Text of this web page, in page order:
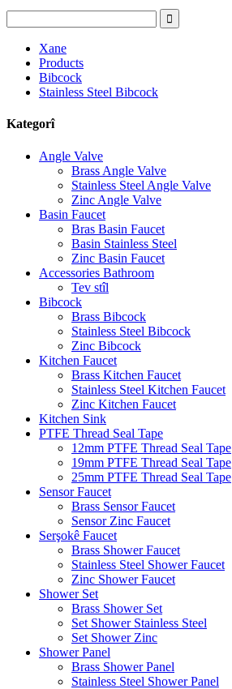
Xane
Products
Bibcock
Stainless Steel Bibcock
Kategorî
Angle Valve
Brass Angle Valve
Stainless Steel Angle Valve
Zinc Angle Valve
Basin Faucet
Bras Basin Faucet
Basin Stainless Steel
Zinc Basin Faucet
Accessories Bathroom
Tev stîl
Bibcock
Brass Bibcock
Stainless Steel Bibcock
Zinc Bibcock
Kitchen Faucet
Brass Kitchen Faucet
Stainless Steel Kitchen Faucet
Zinc Kitchen Faucet
Kitchen Sink
PTFE Thread Seal Tape
12mm PTFE Thread Seal Tape
19mm PTFE Thread Seal Tape
25mm PTFE Thread Seal Tape
Sensor Faucet
Brass Sensor Faucet
Sensor Zinc Faucet
Serşokê Faucet
Brass Shower Faucet
Stainless Steel Shower Faucet
Zinc Shower Faucet
Shower Set
Brass Shower Set
Set Shower Stainless Steel
Set Shower Zinc
Shower Panel
Brass Shower Panel
Stainless Steel Shower Panel